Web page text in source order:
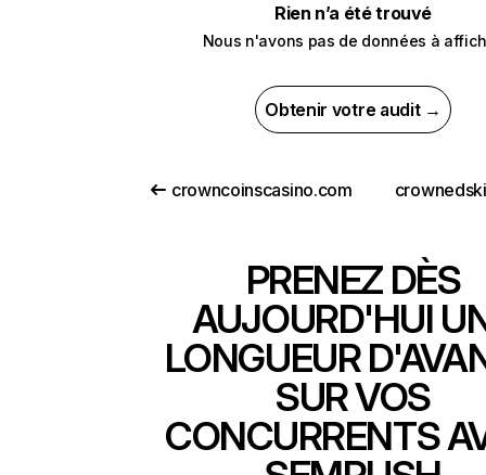
Rien n’a été trouvé
Nous n'avons pas de données à
Obtenir votre audit →
crowncoinscasino.com
PRENEZ DÈS
AUJOURD'HUI
LONGUEUR
SUR VOS
CONCURRENTS